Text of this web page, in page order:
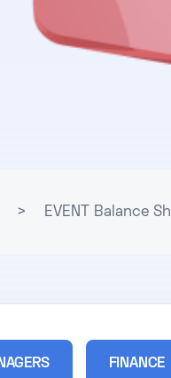
> EVENT Balance
FINANCE